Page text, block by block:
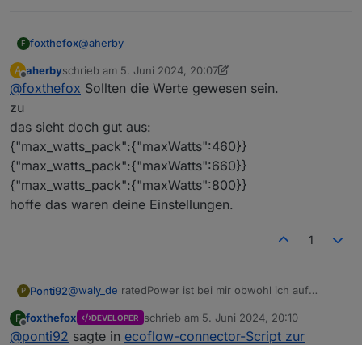
F foxthefox@aherby
das sieht doch gut aus:
{"max_watts_pack":{"maxWatts":460}}
{"max_watts_pack":{"maxWatts":800}}
hoffe das waren deine Einstellungen.
A
Offline
aherbyschrieb am 5. Juni 2024, 20:07
zuletzt editiert von aherby6. Mai 2024, 22:20
@foxthefox Sollten die Werte gewesen sein.
zu
das sieht doch gut aus:
{"max_watts_pack":{"maxWatts":460}}
{"max_watts_pack":{"maxWatts":660}}
{"max_watts_pack":{"maxWatts":800}}
hoffe das waren deine Einstellungen.
1
P Ponti92@waly_de ratedPower ist bei mir obwohl ich auf
Wenn ich den Wert in der App verstelle, dann zeigt mir
das log folgendes an:
F
Offline
foxthefox DEVELOPER schrieb am 5. Juni 2024, 20:10
zuletzt editiert von
@ponti92 sagte in ecoflow-connector-Script zur